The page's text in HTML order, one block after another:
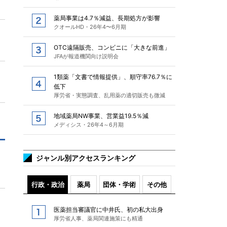
薬局事業は4.7％減益、長期処方が影響
クオールHD・26年4〜6月期
OTC遠隔販売、コンビニに「大きな前進」
JFAが報道機関向け説明会
1類薬「文書で情報提供」、順守率76.7％に
低下
厚労省・実態調査、乱用薬の適切販売も微減
地域薬局NW事業、営業益19.5％減
メディシス・26年4～6月期
ジャンル別アクセスランキング
行政・政治 薬局 団体・学術 その他
医薬担当審議官に中井氏、初の私大出身
厚労省人事、薬局関連施策にも精通